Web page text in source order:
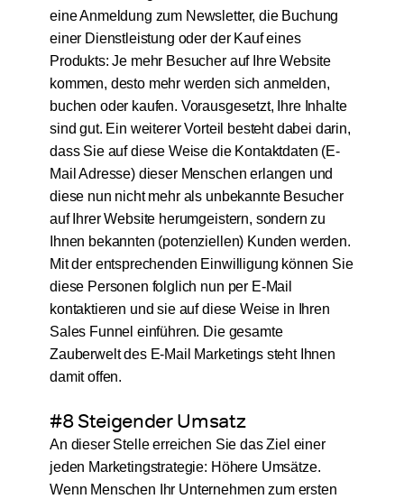
eine Anmeldung zum Newsletter, die Buchung
einer Dienstleistung oder der Kauf eines
Produkts: Je mehr Besucher auf Ihre Website
kommen, desto mehr werden sich anmelden,
buchen oder kaufen. Vorausgesetzt, Ihre Inhalte
sind gut. Ein weiterer Vorteil besteht dabei darin,
dass Sie auf diese Weise die Kontaktdaten (E-
Mail Adresse) dieser Menschen erlangen und
diese nun nicht mehr als unbekannte Besucher
auf Ihrer Website herumgeistern, sondern zu
Ihnen bekannten (potenziellen) Kunden werden.
Mit der entsprechenden Einwilligung können Sie
diese Personen folglich nun per E-Mail
kontaktieren und sie auf diese Weise in Ihren
Sales Funnel einführen. Die gesamte
Zauberwelt des E-Mail Marketings steht Ihnen
damit offen.
#8 Steigender Umsatz
An dieser Stelle erreichen Sie das Ziel einer
jeden Marketingstrategie: Höhere Umsätze.
Wenn Menschen Ihr Unternehmen zum ersten